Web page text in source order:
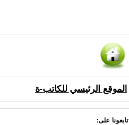
الموقع الرئيسي للكاتب-ة
تابعونا على: